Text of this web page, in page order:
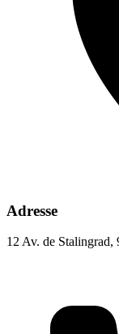
Adresse
12 Av. de Stalingrad,